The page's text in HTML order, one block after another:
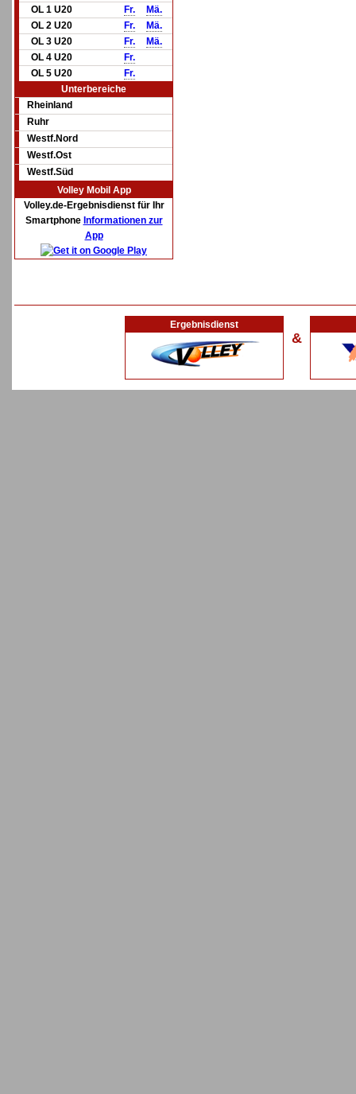
OL 1 U20
Fr.
Mä.
OL 2 U20
Fr.
Mä.
OL 3 U20
Fr.
Mä.
OL 4 U20
Fr.
OL 5 U20
Fr.
Unterbereiche
Rheinland
Ruhr
Westf.Nord
Westf.Ost
Westf.Süd
Volley Mobil App
Volley.de-Ergebnisdienst für Ihr
Smartphone Informationen zur
App
Ergebnisdienst
&